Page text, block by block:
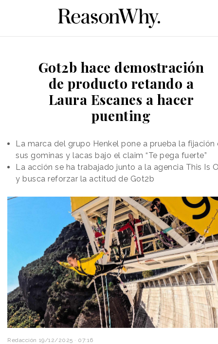
Got2b hace demostración
de producto retando a
Laura Escanes a hacer
puenting
La marca del grupo Henkel pone a prueba la fijación
sus gominas y lacas bajo el claim “Te pega fuerte”
La acción se ha trabajado junto a la agencia This Is
y busca reforzar la actitud de Got2b
Redacción 19/12/2025 · 07:16